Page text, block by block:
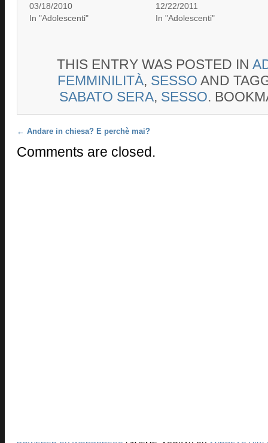
03/18/2010
In "Adolescenti"
12/22/2011
In "Adolescenti"
THIS ENTRY WAS POSTED IN
FEMMINILITÀ, SESSO AND
SABATO SERA, SESSO.
Post navigation
← Andare in chiesa? E perchè mai?
Comments are closed.